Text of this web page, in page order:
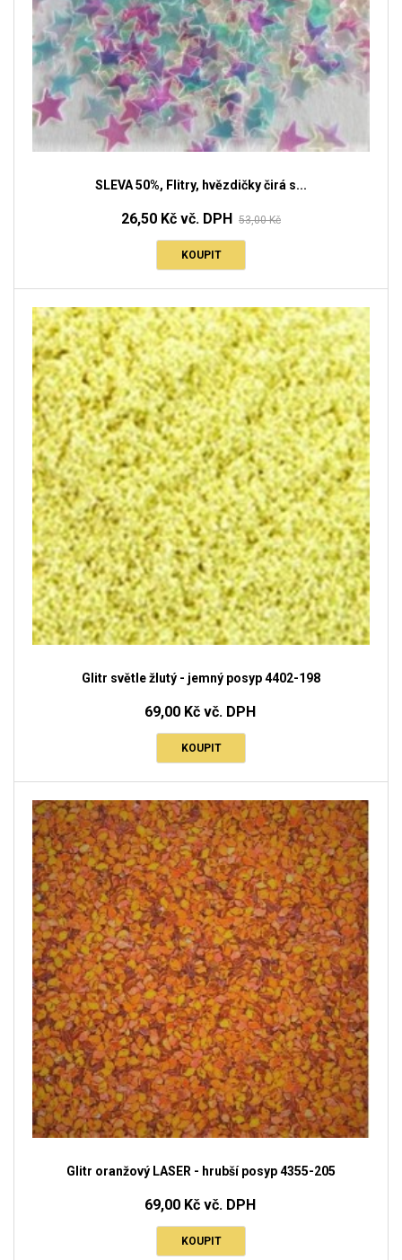
SLEVA 50%, Flitry, hvězdičky čirá s...
26,50 Kč vč. DPH 53,00 Kč
KOUPIT
Glitr světle žlutý - jemný posyp 4402-198
69,00 Kč vč. DPH
KOUPIT
Glitr oranžový LASER - hrubší posyp 4355-205
69,00 Kč vč. DPH
KOUPIT